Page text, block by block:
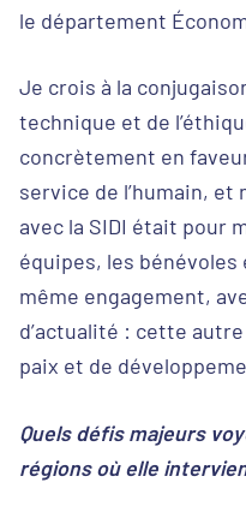
le département
Je crois à la
technique et de
concrètement en
service de l’humain, et
avec la SIDI était pour
équipes, les
même engagement,
d’actualité : cette
paix et de
Quels défis majeurs
régions où elle